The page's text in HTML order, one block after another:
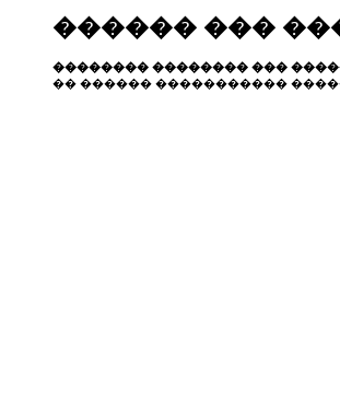
������ ���
�������� �������� ���
�� ������ �����������